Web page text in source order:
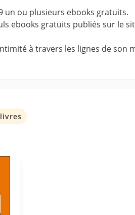
un ou plusieurs ebooks gratuits.
ebooks gratuits publiés sur le
à travers les lignes de son